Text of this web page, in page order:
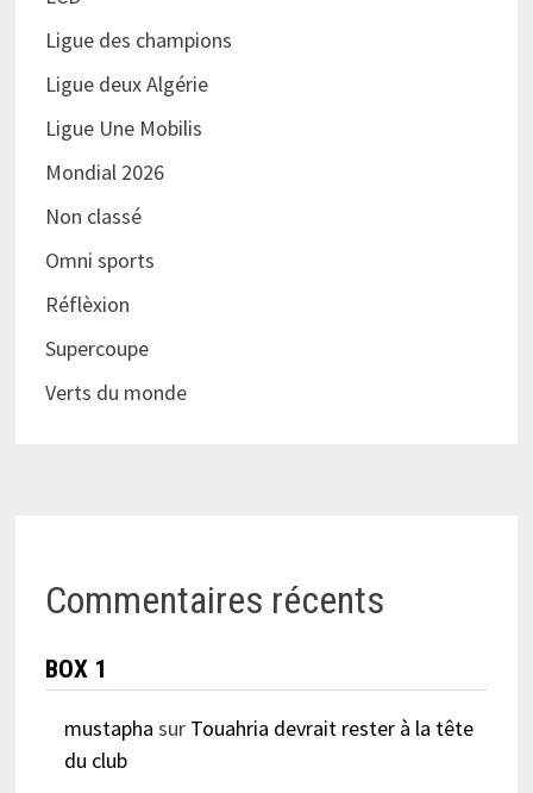
Ligue des champions
Ligue deux Algérie
Ligue Une Mobilis
Mondial 2026
Non classé
Omni sports
Réflèxion
Supercoupe
Verts du monde
Commentaires récents
BOX 1
mustapha sur Touahria devrait rester à la tête
du club